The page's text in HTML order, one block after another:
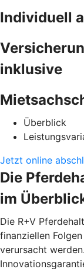
Individuell
inklusive
Überblick
Jetzt online
Die
im
Die R+V
finanziellen
verursacht